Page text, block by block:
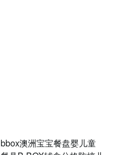
bbox澳洲宝宝餐盘婴儿童